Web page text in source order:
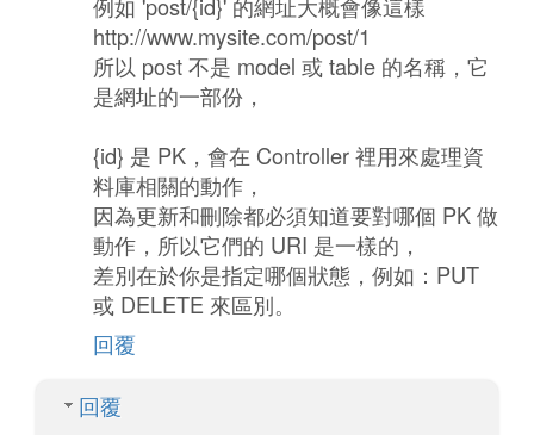
http://www.mysite.com/post/1
所以 post 不是 model 或 table 的名稱，它
是網址的一部份，
{id} 是 PK，會在 Controller 裡用來處理資
料庫相關的動作，
因為更新和刪除都必須知道要對哪個 PK 做
動作，所以它們的 URI 是一樣的，
差別在於你是指定哪個狀態，例如：PUT
或 DELETE 來區別。
回覆
回覆